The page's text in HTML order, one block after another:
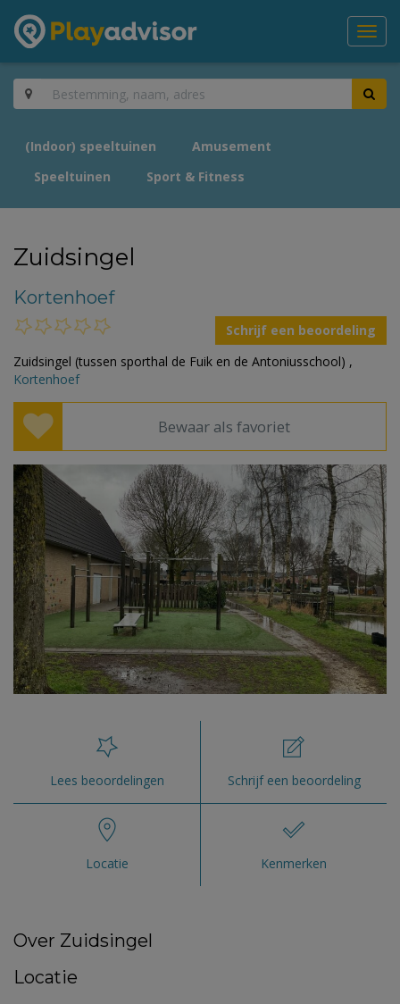
(Indoor) speeltuinen
Amusement
Speeltuinen
Sport & Fitness
Zuidsingel
Kortenhoef
Schrijf een beoordeling
Zuidsingel (tussen sporthal de Fuik en de Antoniusschool) ,
Kortenhoef
Bewaar als favoriet
Lees beoordelingen Schrijf een beoordeling
Locatie Kenmerken
Over Zuidsingel
Locatie